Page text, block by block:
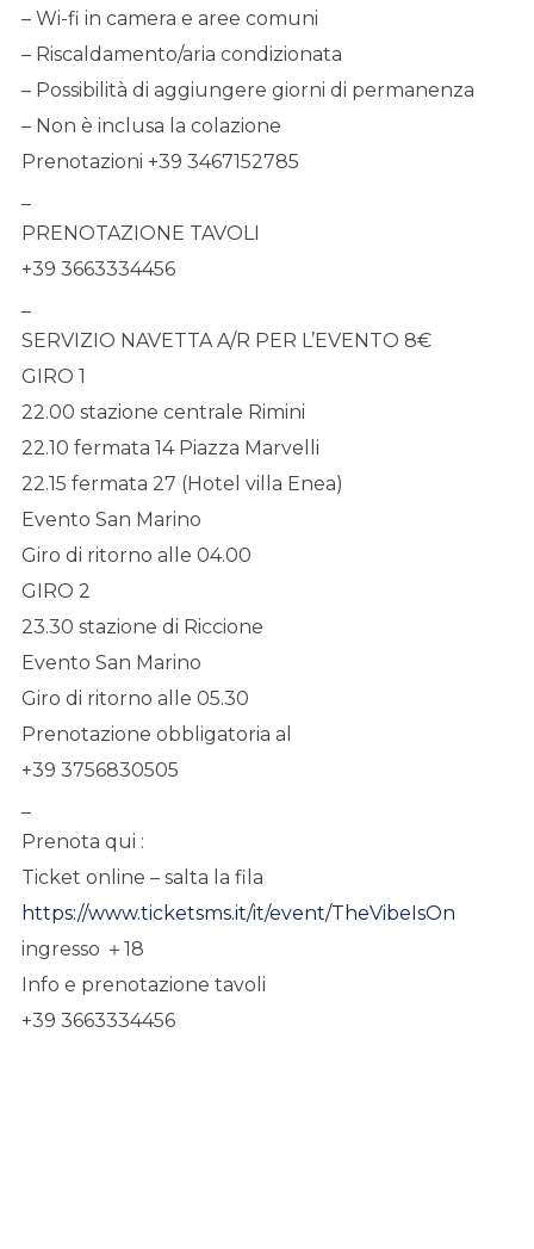
– Wi-fi in camera e aree comuni
– Riscaldamento/aria condizionata
– Possibilità di aggiungere giorni di permanenza
– Non è inclusa la colazione
Prenotazioni +39 ‪3467152785‬
PRENOTAZIONE TAVOLI
+39 3663334456
SERVIZIO NAVETTA A/R PER L’EVENTO 8€
GIRO 1
22.00 stazione centrale Rimini
22.10 fermata 14 Piazza Marvelli
22.15 fermata 27 (Hotel villa Enea)
Evento San Marino
Giro di ritorno alle 04.00
GIRO 2
23.30 stazione di Riccione
Evento San Marino
Giro di ritorno alle 05.30
Prenotazione obbligatoria al
+39 3756830505
Prenota qui :
Ticket online – salta la fila
https://www.ticketsms.it/it/event/TheVibeIsOn
ingresso ＋18⁣⁣⁣⁣
Info e prenotazione tavoli⁣⁣⁣⁣
+39 3663334456